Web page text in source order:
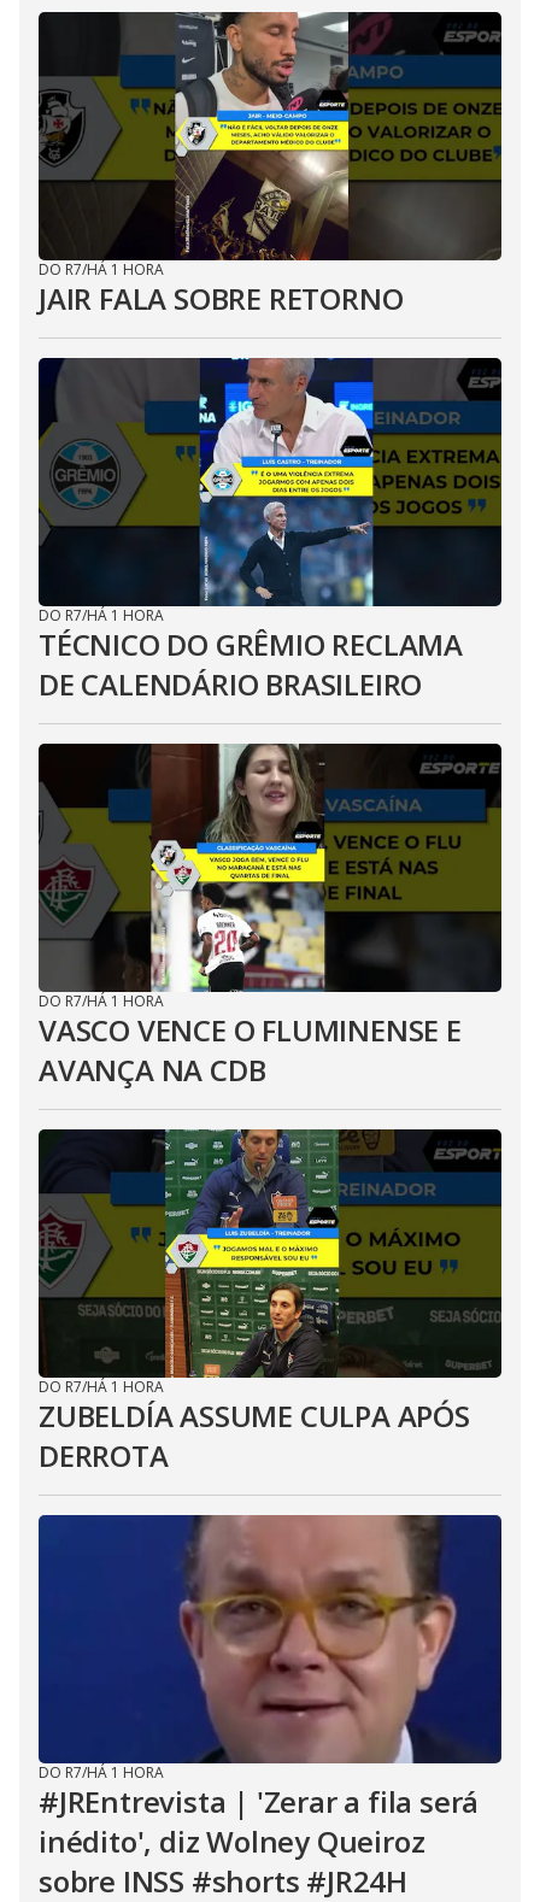
DO R7/HÁ 1 HORA
JAIR FALA SOBRE RETORNO
DO R7/HÁ 1 HORA
TÉCNICO DO GRÊMIO RECLAMA
DE CALENDÁRIO BRASILEIRO
DO R7/HÁ 1 HORA
VASCO VENCE O FLUMINENSE E
AVANÇA NA CDB
DO R7/HÁ 1 HORA
ZUBELDÍA ASSUME CULPA APÓS
DERROTA
DO R7/HÁ 1 HORA
#JREntrevista | 'Zerar a fila será
inédito', diz Wolney Queiroz
sobre INSS #shorts #JR24H